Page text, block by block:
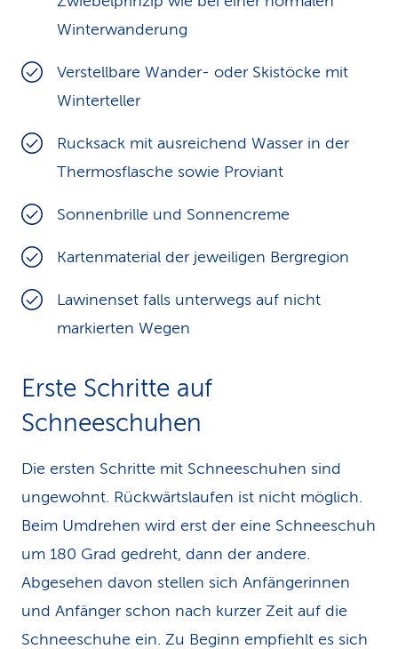
Winterwanderung
Verstellbare Wander- oder Skistöcke mit
Winterteller
Rucksack mit ausreichend Wasser in der
Thermosflasche sowie Proviant
Sonnenbrille und Sonnencreme
Kartenmaterial der jeweiligen Bergregion
Lawinenset falls unterwegs auf nicht
markierten Wegen
Erste Schritte auf
Schneeschuhen
Die ersten Schritte mit Schneeschuhen sind
ungewohnt. Rückwärtslaufen ist nicht möglich.
Beim Umdrehen wird erst der eine Schneeschuh
um 180 Grad gedreht, dann der andere.
Abgesehen davon stellen sich Anfängerinnen
und Anfänger schon nach kurzer Zeit auf die
Schneeschuhe ein. Zu Beginn empfiehlt es sich